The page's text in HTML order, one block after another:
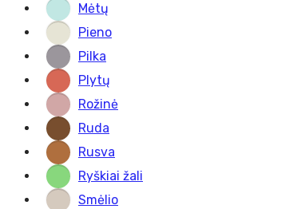
Mėtų
Pieno
Pilka
Plytų
Rožinė
Ruda
Rusva
Ryškiai žali
Smėlio